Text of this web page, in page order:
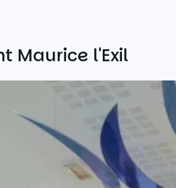
Maurice l'Exil